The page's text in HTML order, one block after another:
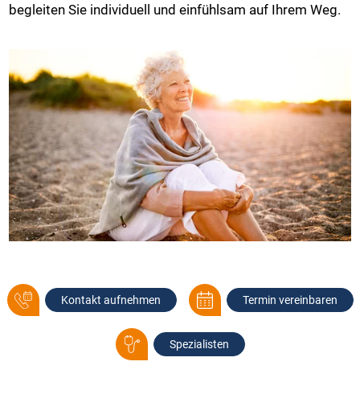
begleiten Sie individuell und einfühlsam auf Ihrem Weg.
Kontakt aufnehmen Termin vereinbaren
Spezialisten